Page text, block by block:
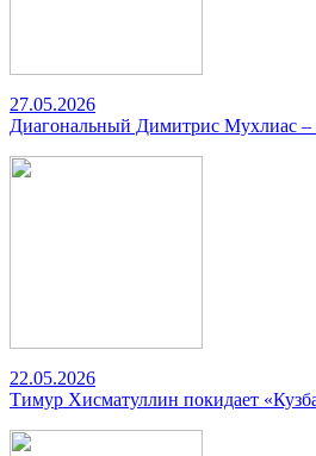
27.05.2026
Диагональный Димитрис Мухлиас –
22.05.2026
Тимур Хисматуллин покидает